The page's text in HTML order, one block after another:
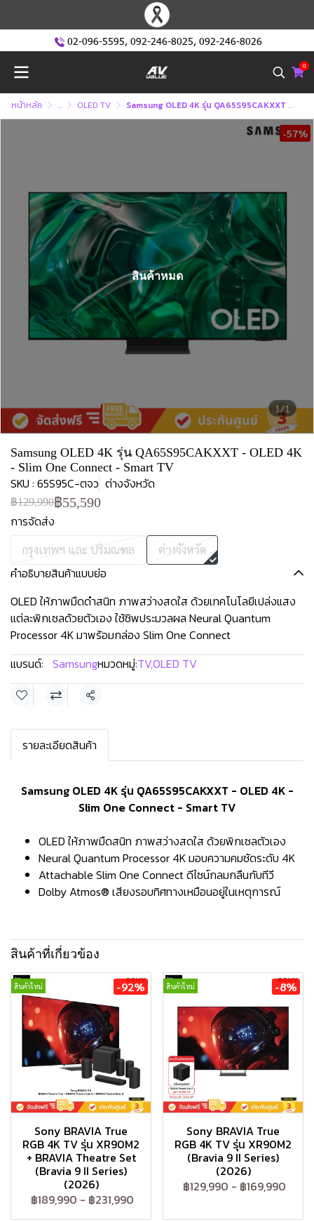
02-096-5595, 092-246-8025, 092-246-8026
0
หน้าหลัก ... OLED TV Samsung OLED 4K รุ่น QA65S95CAKXXT - OLED 4K - Slim One Connect - Smart TV
1/1
-57%
สินค้าหมด
Samsung OLED 4K รุ่น QA65S95CAKXXT - OLED 4K
- Slim One Connect - Smart TV
SKU : 65S95C-ตจว ต่างจังหวัด
฿129,990฿55,590
การจัดส่ง
กรุงเทพฯ และ ปริมณฑล ต่างจังหวัด
คำอธิบายสินค้าแบบย่อ
OLED ให้ภาพมืดดำสนิท ภาพสว่างสดใส ด้วยเทคโนโลยีเปล่งแสง
แต่ละพิกเซลด้วยตัวเอง ใช้ชิพประมวลผล Neural Quantum
Processor 4K มาพร้อมกล่อง Slim One Connect
แบรนด์: Samsungหมวดหมู่:TV,OLED TV
แชร์
รายละเอียดสินค้า
Samsung OLED 4K รุ่น QA65S95CAKXXT - OLED 4K -
Slim One Connect - Smart TV
OLED ให้ภาพมืดสนิท ภาพสว่างสดใส ด้วยพิกเซลตัวเอง
Neural Quantum Processor 4K มอบความคมชัดระดับ 4K
Attachable Slim One Connect ดีไซน์กลมกลืนกับทีวี
Dolby Atmos® เสียงรอบทิศทางเหมือนอยู่ในเหตุการณ์
สินค้าที่เกี่ยวข้อง
สินค้าใหม่ -92%
Sony BRAVIA True
RGB 4K TV รุ่น XR90M2
+ BRAVIA Theatre Set
(Bravia 9 II Series)
(2026)
฿189,990 - ฿231,990
สินค้าใหม่ -8%
Sony BRAVIA True
RGB 4K TV รุ่น XR90M2
(Bravia 9 II Series)
(2026)
฿129,990 - ฿169,990